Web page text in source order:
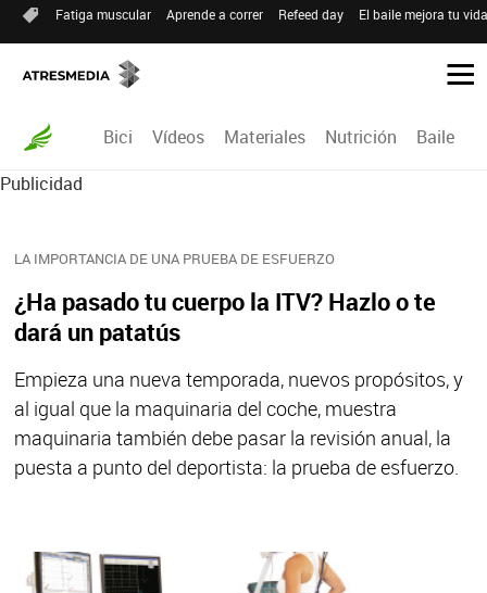
Fatiga muscular Aprende a correr Refeed day El baile mejora tu
Bici Vídeos Materiales Nutrición Baile
Publicidad
LA IMPORTANCIA DE UNA PRUEBA DE ESFUERZO
¿Ha pasado tu cuerpo la ITV? Hazlo o te
dará un patatús
Empieza una nueva temporada, nuevos propósitos, y
al igual que la maquinaria del coche, muestra
maquinaria también debe pasar la revisión anual, la
puesta a punto del deportista: la prueba de esfuerzo.